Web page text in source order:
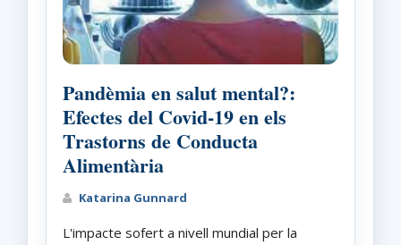
Pandèmia en salut mental?:
Efectes del Covid-19 en els
Trastorns de Conducta
Alimentària
Katarina Gunnard
L'impacte sofert a nivell mundial per la